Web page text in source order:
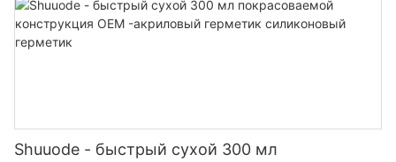
Shuuode - быстрый сухой 300 мл